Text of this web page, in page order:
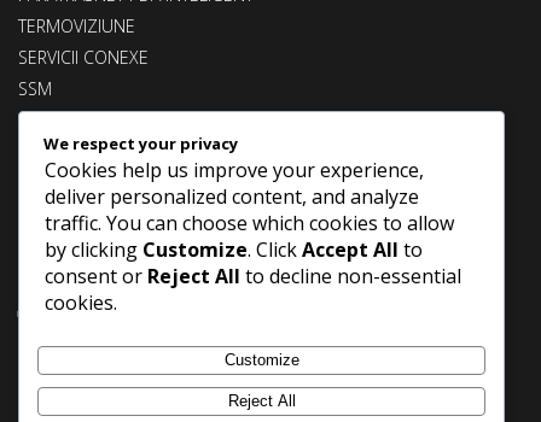
TERMOVIZIUNE
SERVICII CONEXE
SSM
CLIENȚI
CONTACT
UTILIZARE COOKIES
Urmărește-ne!
+40744668061
office@pramromania.ro
Facebook
We respect your privacy
Cookies help us improve your experience,
deliver personalized content, and analyze
traffic. You can choose which cookies to allow
by clicking Customize. ClickAccept All to
consent or Reject All to decline non-essential
cookies.
Customize
Reject All